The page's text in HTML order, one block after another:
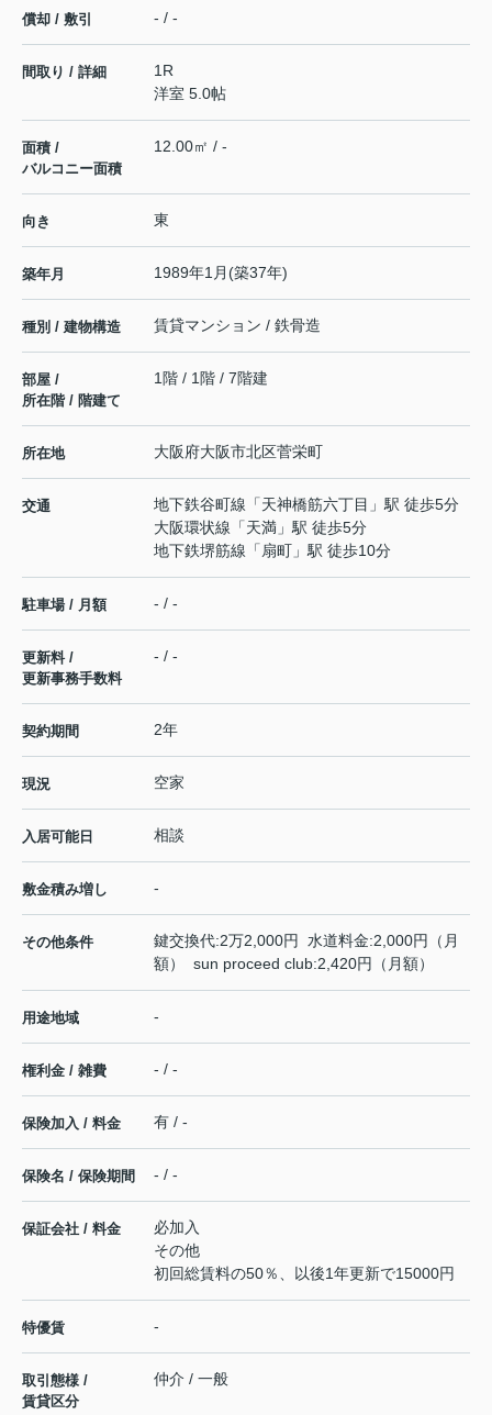
償却 / 敷引 - / -
間取り / 詳細
1R
洋室 5.0帖
面積 /
バルコニー面積
12.00㎡ / -
向き 東
築年月 1989年1月(築37年)
種別 / 建物構造 賃貸マンション / 鉄骨造
部屋 /
所在階 / 階建て
1階 / 1階 / 7階建
所在地 大阪府大阪市北区菅栄町
交通 地下鉄谷町線 「天神橋筋六丁目 」駅 徒歩5分
大阪環状線 「天満 」駅 徒歩5分
地下鉄堺筋線 「 扇町 」駅 徒歩10分
駐車場 / 月額 - / -
更新料 /
更新事務手数料
- / -
契約期間 2年
現況 空家
入居可能日 相談
敷金積み増し -
その他条件
鍵交換代:2万2,000円 水道料金:2,000円（月
額） sun proceed club:2,420円（月額）
用途地域 -
権利金 / 雑費 - / -
保険加入 / 料金 有 / -
保険名 / 保険期間 - / -
保証会社 / 料金
必加入
その他
初回総賃料の50％、以後1年更新で15000円
特優賃 -
取引態様 /
賃貸区分
仲介 / 一般